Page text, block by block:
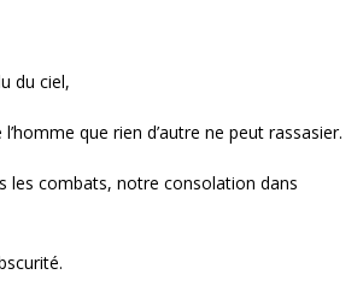
du ciel,
que rien d’autre ne peut rassasier.
les combats, notre consolation dans